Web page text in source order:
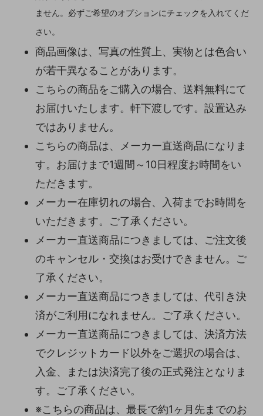
ません。必ずご希望のオプションにチェックを入れてくだ
さい。
商品画像は、写真の性質上、実物とは色合い
が若干異なることがあります。
こちらの商品をご購入の場合、送料無料にて
お届けいたします。軒下渡しです。設置込み
ではありません。
こちらの商品は、メーカー直送商品になりま
す。お届けまで1週間～10日程度お時間をい
ただきます。
メーカー在庫切れの場合、入荷までお時間を
いただきます。ご了承ください。
メーカー直送商品につきましては、ご注文後
のキャンセル・交換はお受けできません。ご
了承ください。
メーカー直送商品につきましては、代引き決
済がご利用になれません。ご了承ください。
メーカー直送商品につきましては、決済方法
でクレジットカード以外をご選択の場合は、
入金、または決済完了後の正式発注となりま
す。ご了承ください。
※こちらの商品は、最長で約1ヶ月先までのお